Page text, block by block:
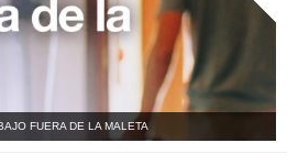
FUERA DE LA MALETA